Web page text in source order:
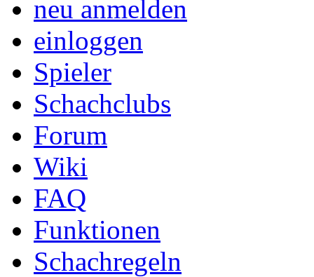
neu anmelden
einloggen
Spieler
Schachclubs
Forum
Wiki
FAQ
Funktionen
Schachregeln